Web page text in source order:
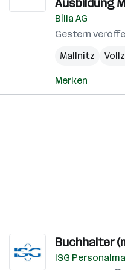
Ausbildung
Billa AG
Gestern
Mallnitz
Merken
Buchhalter
ISG